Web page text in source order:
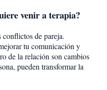
venir a terapia?
de pareja.
tu comunicación y
de la relación son cambios
pueden transformar la